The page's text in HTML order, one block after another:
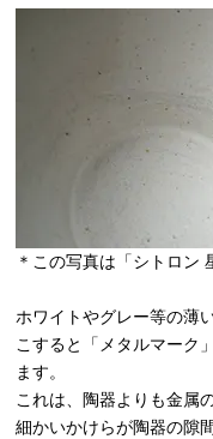
＊この写真は「シトロン
ホワイトやグレー等の薄
こすると「メタルマーク
ます。
これは、陶器よりも金属
細かいかけらが陶器の隙